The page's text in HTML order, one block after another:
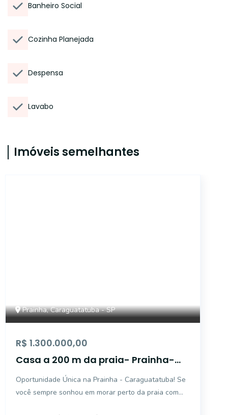
Banheiro Social
Cozinha Planejada
Despensa
Lavabo
Imóveis semelhantes
Prainha, Caraguatatuba - SP
R$ 1.300.000,00
Casa a 200 m da praia- Prainha-
Caraguatatuba
Oportunidade Única na Prainha - Caraguatatuba! Se
você sempre sonhou em morar perto da praia com